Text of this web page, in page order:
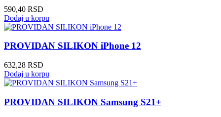
590,40 RSD
Dodaj u korpu
PROVIDAN SILIKON iPhone 12
632,28 RSD
Dodaj u korpu
PROVIDAN SILIKON Samsung S21+